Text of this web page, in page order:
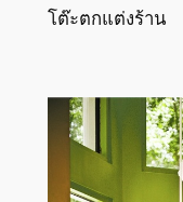
โต๊ะตกแต่งร้าน